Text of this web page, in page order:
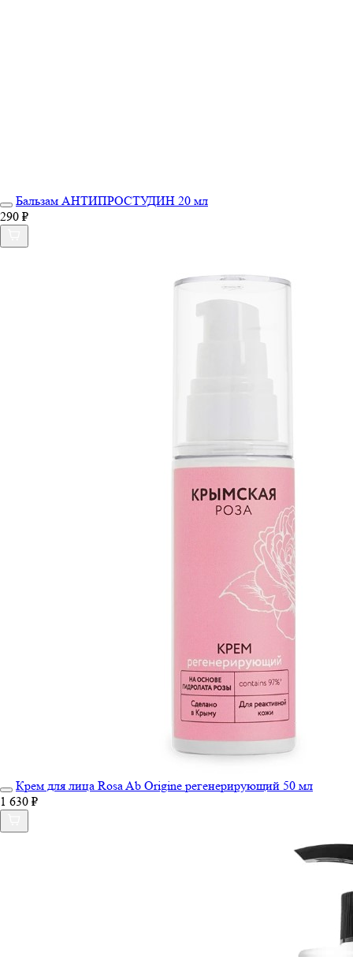
Бальзам АНТИПРОСТУДИН 20 мл
290 ₽
Крем для лица Rosa Ab Origine регенерирующий 50 мл
1 630 ₽